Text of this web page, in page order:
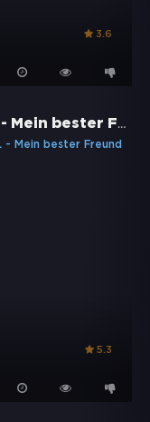
3.6
A-X-L - Mein bester Freund 2.0
5.3